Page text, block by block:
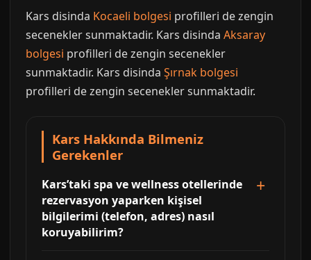
Kars disinda Kocaeli bolgesi profilleri de zengin
secenekler sunmaktadir. Kars disinda Aksaray
bolgesi profilleri de zengin secenekler
sunmaktadir. Kars disinda Şırnak bolgesi
profilleri de zengin secenekler sunmaktadir.
Kars Hakkında Bilmeniz
Gerekenler
Kars’taki spa ve wellness otellerinde
rezervasyon yaparken kişisel
bilgilerimi (telefon, adres) nasıl
koruyabilirim?